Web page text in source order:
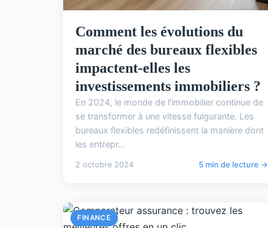
Comment les évolutions du
marché des bureaux flexibles
impactent-elles les
investissements immobiliers ?
En 2024, le monde de l'immobilier continue de
se transformer à une vitesse fulgurante. Les
bureaux flexibles redéfinissent la manière dont
les entrepr...
2 octobre 2024 5 min de lecture →
FINANCE